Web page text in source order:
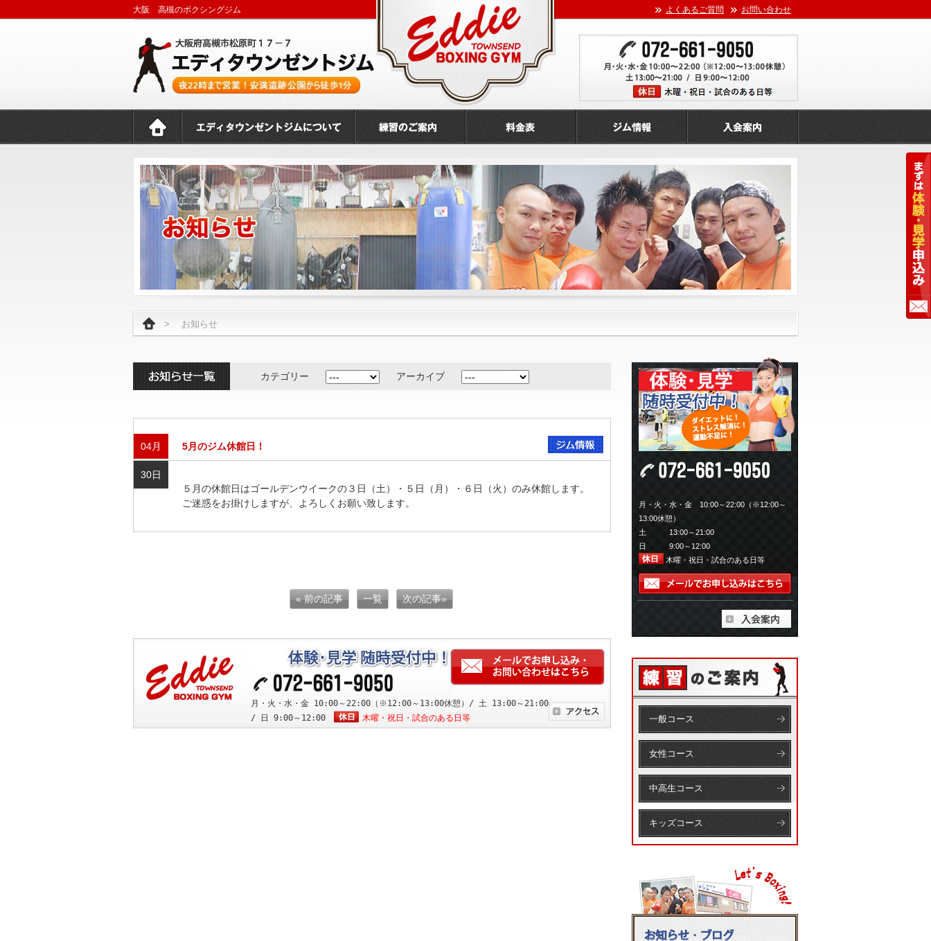
大阪 高槻のボクシングジム よくあるご質問 お問い合わせ
> お知らせ
カテゴリー アーカイブ
04月 5月のジム休館日！
30日
５月の休館日はゴールデンウイークの３日（土）・５日（月）・６日（火）のみ休館します。
ご迷惑をお掛けしますが、よろしくお願い致します。
« 前の記事 一覧 次の記事»
月・火・水・金 10:00～22:00（※12:00～13:00休憩）/ 土 13:00～21:00
/ 日 9:00～12:00
木曜・祝日・試合のある日等
月・火・水・金 10:00～22:00（※12:00～
13:00休憩）
土 13:00～21:00
日 9:00～12:00
木曜・祝日・試合のある日等
一般コース
女性コース
中高生コース
キッズコース